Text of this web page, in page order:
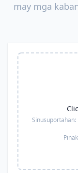
may mga
Sinusuportahan: